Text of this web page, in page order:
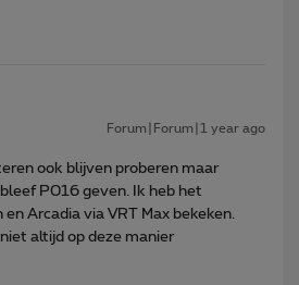
Forum|Forum|1 year ago
ook blijven proberen maar
P016 geven. Ik heb het
Arcadia via VRT Max bekeken.
altijd op deze manier